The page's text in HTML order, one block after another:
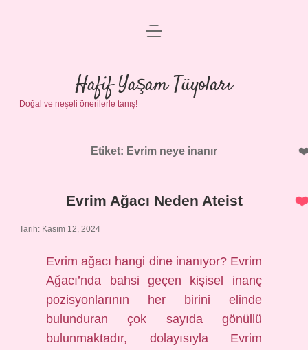
Anasayfa
Gizlilik Politikası
Yasal Uyarı
menüyü
Hafif Yaşam Tüyoları
Doğal ve neşeli önerilerle tanış!
Etiket: Evrim neye inanır
Evrim Ağacı Neden Ateist
Tarih: Kasım 12, 2024
Evrim ağacı hangi dine inanıyor? Evrim
Ağacı’nda bahsi geçen kişisel inanç
pozisyonlarının her birini elinde
bulunduran çok sayıda gönüllü
bulunmaktadır, dolayısıyla Evrim